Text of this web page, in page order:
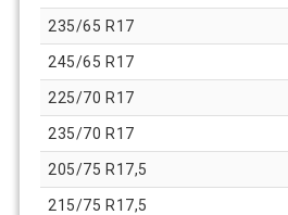
235/65 R17
245/65 R17
225/70 R17
235/70 R17
205/75 R17,5
215/75 R17,5